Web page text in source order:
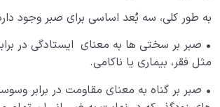
به طور کلی، سه بُعد اساسی برای صبر وجود
• صبر بر سختی ها به معنای ایستادگی در
مثل فقر، بیماری یا ناکامی.
• صبر بر گناه به معنای مقاومت در برابر